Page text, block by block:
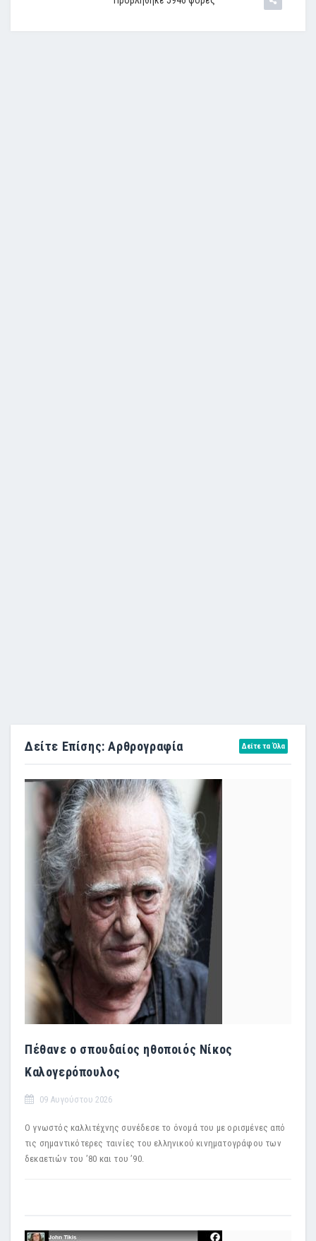
Δείτε Επίσης: Αρθρογραφία Δείτε τα Όλα
Πέθανε ο σπουδαίος ηθοποιός Νίκος
Καλογερόπουλος
09 Αυγούστου 2026
Ο γνωστός καλλιτέχνης συνέδεσε το όνομά του με ορισμένες από
τις σημαντικότερες ταινίες του ελληνικού κινηματογράφου των
δεκαετιών του ’80 και του ’90.